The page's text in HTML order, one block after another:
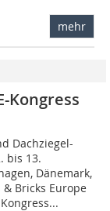
mehr
Kongress
Dachziegel-
bis 13.
Dänemark,
Bricks Europe